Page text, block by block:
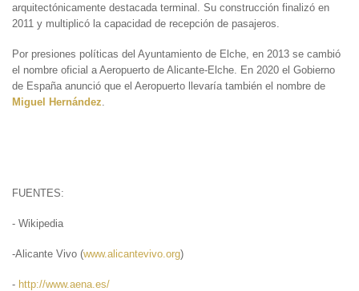
arquitectónicamente destacada terminal. Su construcción finalizó en
2011 y multiplicó la capacidad de recepción de pasajeros.
Por presiones políticas del Ayuntamiento de Elche, en 2013 se cambió
el nombre oficial a Aeropuerto de Alicante-Elche. En 2020 el Gobierno
de España anunció que el Aeropuerto llevaría también el nombre de
Miguel Hernández
FUENTES:
- Wikipedia
-Alicante Vivo (www.alicantevivo.org)
- http://www.aena.es/